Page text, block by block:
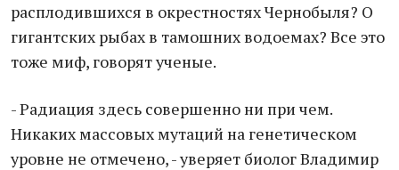
расплодившихся в окрестностях Чернобыля? О
гигантских рыбах в тамошних водоемах? Все это
тоже миф, говорят ученые.
- Радиация здесь совершенно ни при чем.
Никаких массовых мутаций на генетическом
уровне не отмечено, - уверяет биолог Владимир